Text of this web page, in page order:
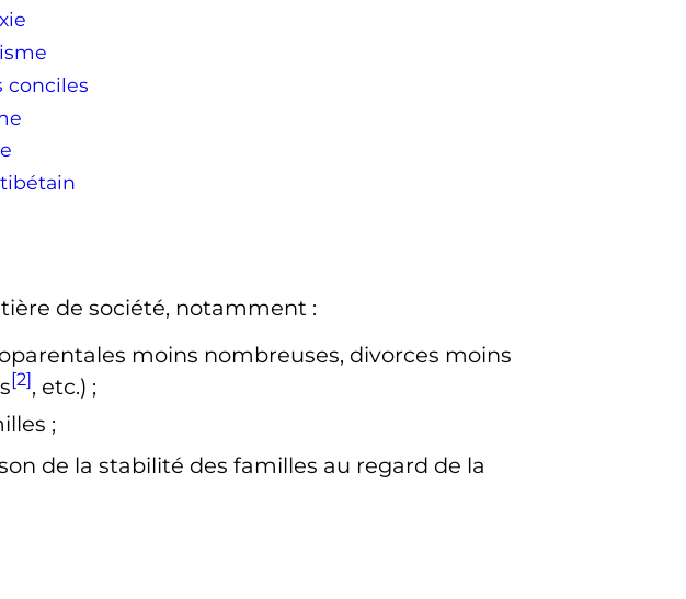
conciles
de société, notamment :
moins nombreuses, divorces moins
[2], etc.) ;
;
de la stabilité des familles au regard de la